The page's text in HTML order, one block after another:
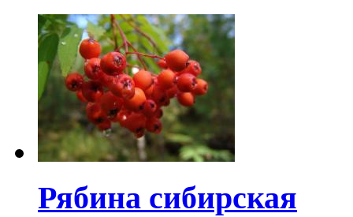
Рябина сибирская